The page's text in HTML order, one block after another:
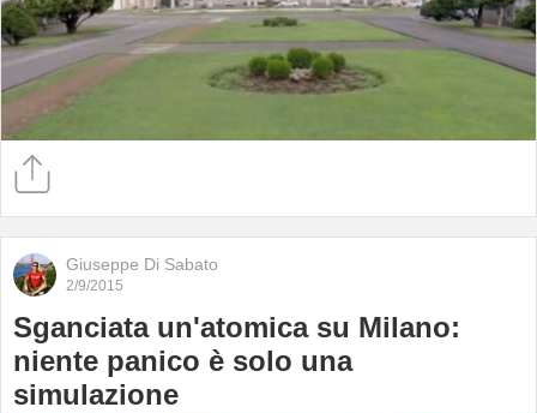
Giuseppe Di Sabato
2/9/2015
Sganciata un'atomica su Milano:
niente panico è solo una
simulazione